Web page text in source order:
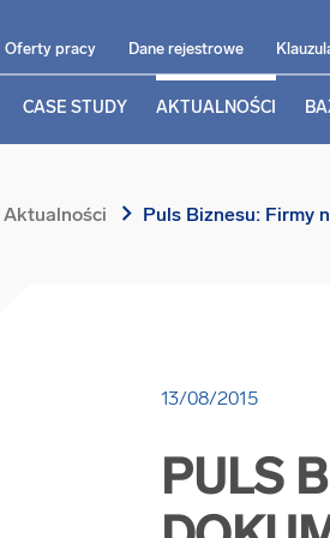
Oferty pracy Dane rejestrowe
CASE STUDY AKTUALNOŚCI
Aktualności chevron_right Puls Biznesu: Firmy
13/08/2015
PULS